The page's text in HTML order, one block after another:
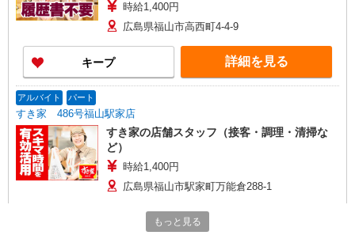
時給1,400円
広島県福山市高西町4-4-9
キープ 詳細を見る
アルバイト パート
すき家 486号福山駅家店
すき家の店舗スタッフ（接客・調理・清掃な
ど）
時給1,400円
広島県福山市駅家町万能倉288-1
もっと見る